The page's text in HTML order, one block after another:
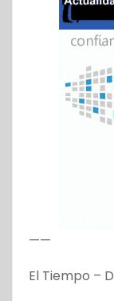
——
El Tiempo –